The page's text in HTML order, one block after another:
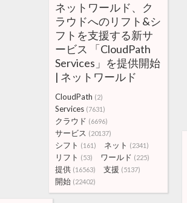
ネットワールド、ク
ラウドへのリフト&シ
フトを支援する新サ
ービス 「CloudPath
Services」を提供開始
| ネットワールド
CloudPath (2)
Services (7631)
クラウド (6696)
サービス (20137)
シフト (161) ネット (2341)
リフト (53) ワールド (225)
提供 (16563) 支援 (5137)
開始 (22402)